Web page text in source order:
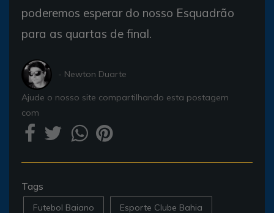
poderemos esperar do nosso Esquadrão
para as quartas de final.
- Newton Duarte
Ajude o nosso site compartilhando esta postagem
com
Tags
Futebol Baiano Esporte Clube Bahia